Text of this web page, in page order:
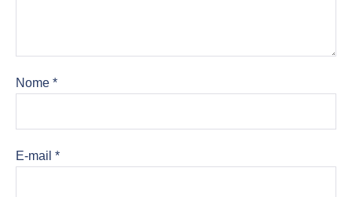
Nome *
E-mail *